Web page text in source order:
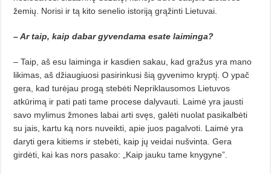
žemių. Norisi ir tą kito senelio istoriją grąžinti Lietuvai.
– Ar taip, kaip dabar gyvendama esate laiminga?
– Taip, aš esu laiminga ir kasdien sakau, kad gražus yra mano
likimas, aš džiaugiuosi pasirinkusi šią gyvenimo kryptį. O ypač
gera, kad turėjau progą stebėti Nepriklausomos Lietuvos
atkūrimą ir pati pati tame procese dalyvauti. Laimė yra jausti
savo mylimus žmones labai arti svęs, galėti nuolat pasikalbėti
su jais, kartu ką nors nuveikti, apie juos pagalvoti. Laimė yra
daryti gera kitiems ir stebėti, kaip jų veidai nušvinta. Gera
girdėti, kai kas nors pasako: „Kaip jauku tame knygyne”.